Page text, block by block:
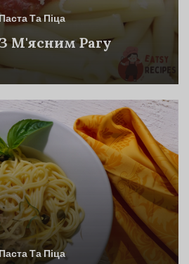
Паста Та Піца
М'ясним Рагу
Та Піца